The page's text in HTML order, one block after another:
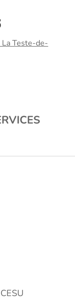
Teste-de-